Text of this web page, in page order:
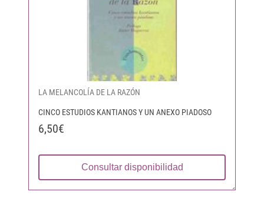
LA MELANCOLÍA DE LA RAZÓN
CINCO ESTUDIOS KANTIANOS Y UN ANEXO PIADOSO
6,50€
Consultar disponibilidad